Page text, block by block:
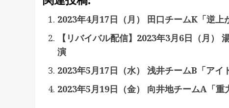
2023年4月17日（月） 田口チームK「逆上
【リバイバル配信】2023年3月6日（月）
演
2023年5月17日（水） 浅井チームB「ア
2023年5月19日（金） 向井地チームA「重